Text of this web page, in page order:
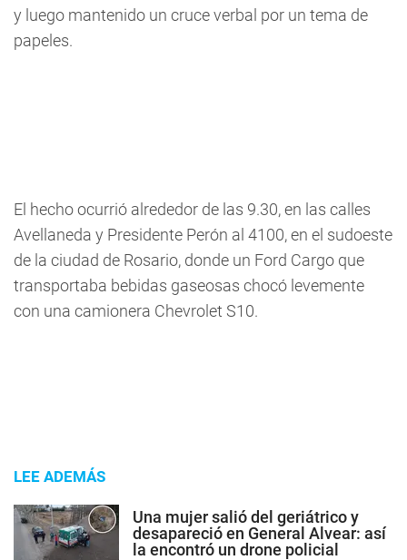
y luego mantenido un cruce verbal por un tema de
papeles.
El hecho ocurrió alrededor de las 9.30, en las calles
Avellaneda y Presidente Perón al 4100, en el sudoeste
de la ciudad de Rosario, donde un Ford Cargo que
transportaba bebidas gaseosas chocó levemente
con una camionera Chevrolet S10.
LEE ADEMÁS
Una mujer salió del geriátrico y
desapareció en General Alvear: así
la encontró un drone policial